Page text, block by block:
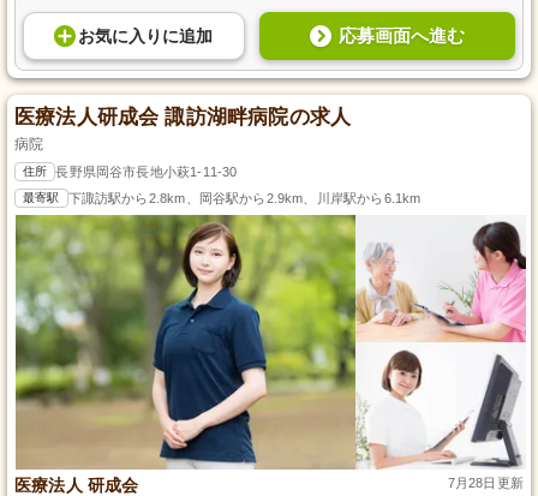
お気に入り に追加 応募画面へ進む
医療法人研成会 諏訪湖畔病院の求人
病院
住所 長野県岡谷市長地小萩1-11-30
最寄駅 下諏訪駅から2.8km、岡谷駅から2.9km、川岸駅から6.1km
医療法人 研成会 7月28日更新